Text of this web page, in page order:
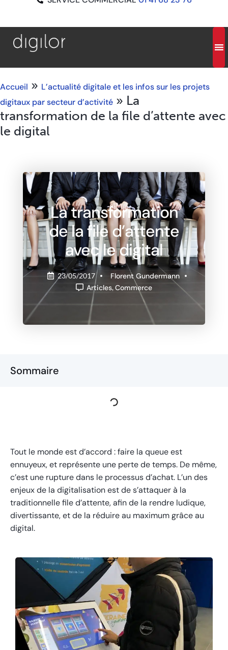
Accueil » L’actualité digitale et les infos sur les projets
digitaux par secteur d’activité » La
transformation de la file d’attente avec
le digital
La transformation
de la file d’attente
avec le digital
23/05/2017
Florent Gundermann
Articles,Commerce
Sommaire
Tout le monde est d’accord : faire la queue est
ennuyeux, et représente une perte de temps. De même,
c’est une rupture dans le processus d’achat. L’un des
enjeux de la digitalisation est de s’attaquer à la
traditionnelle file d’attente, afin de la rendre ludique,
divertissante, et de la réduire au maximum grâce au
digital.